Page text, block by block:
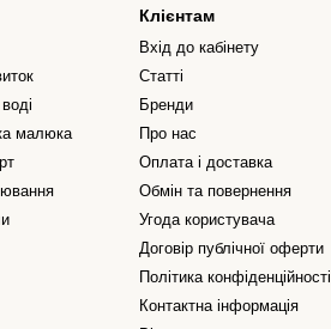
малюка
Клієнтам
Вхід до кабінету
Статті
Бренди
Про нас
Оплата і доставка
Обмін та повернення
Угода користувача
Договір публічної оферти
Політика конфіденційності
Контактна інформація